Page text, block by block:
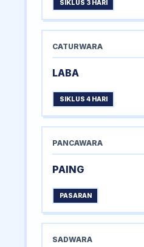
SIKLUS 3 HARI
CATURWARA
LABA
SIKLUS 4 HARI
PANCAWARA
PAING
PASARAN
SADWARA